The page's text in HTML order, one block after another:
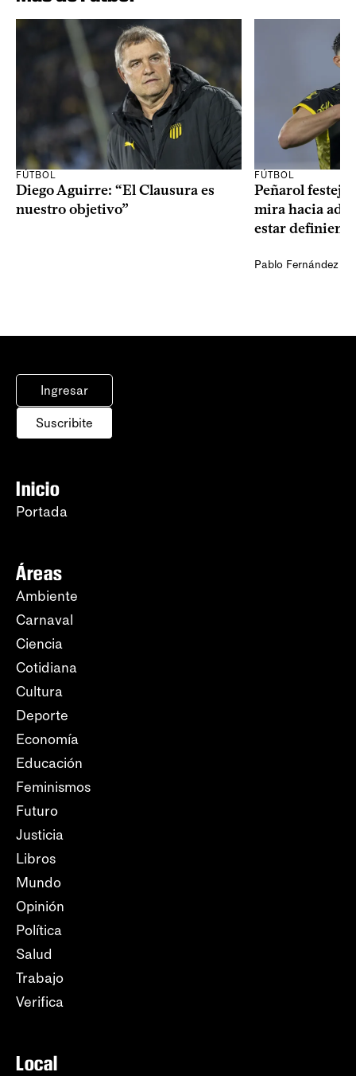
FÚTBOL
Diego Aguirre: “El Clausura es
nuestro objetivo”
FÚTBOL
Peñarol
mira hacia
estar
Pablo Fernández
Ingresar
Suscribite
Inicio
Portada
Áreas
Ambiente
Carnaval
Ciencia
Cotidiana
Cultura
Deporte
Economía
Educación
Feminismos
Futuro
Justicia
Libros
Mundo
Opinión
Política
Salud
Trabajo
Verifica
Local